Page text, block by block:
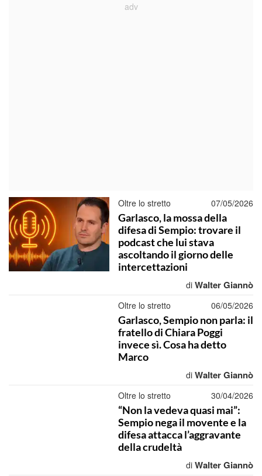
Oltre lo stretto 07/05/2026
Garlasco, la mossa della
difesa di Sempio: trovare il
podcast che lui stava
ascoltando il giorno delle
intercettazioni
di Walter Giannò
Oltre lo stretto 06/05/2026
Garlasco, Sempio non parla: il
fratello di Chiara Poggi
invece sì. Cosa ha detto
Marco
di Walter Giannò
Oltre lo stretto 30/04/2026
“Non la vedeva quasi mai”:
Sempio nega il movente e la
difesa attacca l’aggravante
della crudeltà
di Walter Giannò